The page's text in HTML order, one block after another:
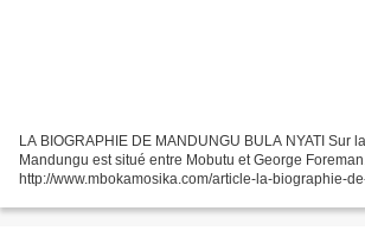
LA BIOGRAPHIE DE MANDUNGU BULA NYATI Sur
Mandungu est situé entre Mobutu et George
http://www.mbokamosika.com/article-la-biographie-